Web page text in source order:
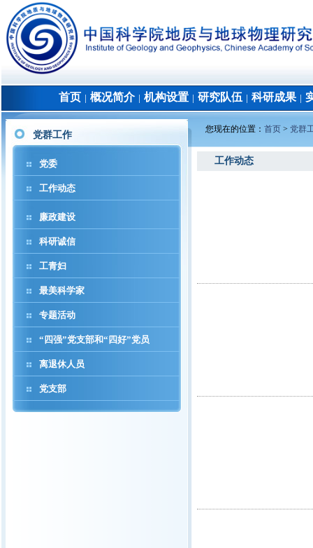
首页 概况简介│ 机构设置 研究队伍 科研成果│
党群工作
党委
工作动态
廉政建设
科研诚信
工青妇
最美科学家
专题活动
“四强”党支部和“四好”党员
离退休人员
党支部
您现在的位置： 首页 > 党群
工作动态